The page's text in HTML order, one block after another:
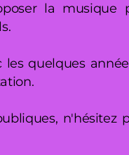
la musique
quelques
n'hésitez